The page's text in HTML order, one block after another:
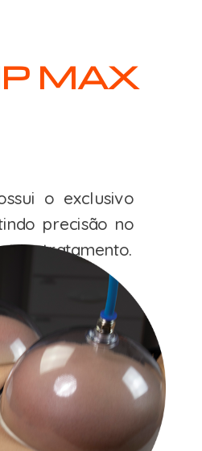
MAX
o exclusivo
precisão no
o tratamento.